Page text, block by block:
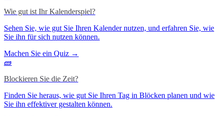
Wie gut ist Ihr Kalenderspiel?
Sehen Sie, wie gut Sie Ihren Kalender nutzen, und erfahren Sie, wie
Sie ihn für sich nutzen können.
Machen Sie ein Quiz →
🧱
Blockieren Sie die Zeit?
Finden Sie heraus, wie gut Sie Ihren Tag in Blöcken planen und wie
Sie ihn effektiver gestalten können.